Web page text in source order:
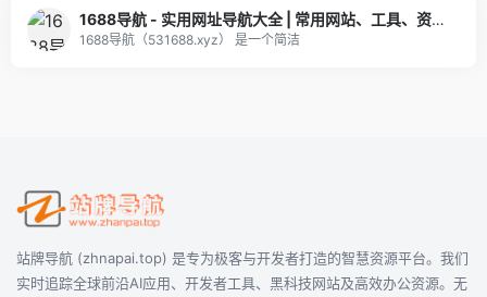
1688导航 - 实用网址导航大全 | 常用网站、工具、资源一站直达
1688导航（531688.xyz） 是一个简洁
站牌导航 (zhnapai.top) 是专为极客与开发者打造的智慧资源平台。我们
实时追踪全球前沿AI应用、开发者工具、黑科技网站及高效办公资源。无